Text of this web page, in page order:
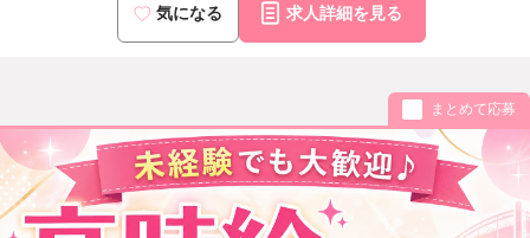
気になる 求人詳細を見る
まとめて応募